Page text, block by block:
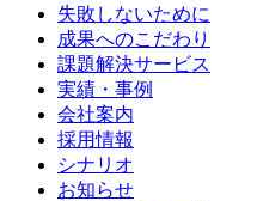
失敗しないために
成果へのこだわり
課題解決サービス
実績・事例
会社案内
採用情報
シナリオ
お知らせ